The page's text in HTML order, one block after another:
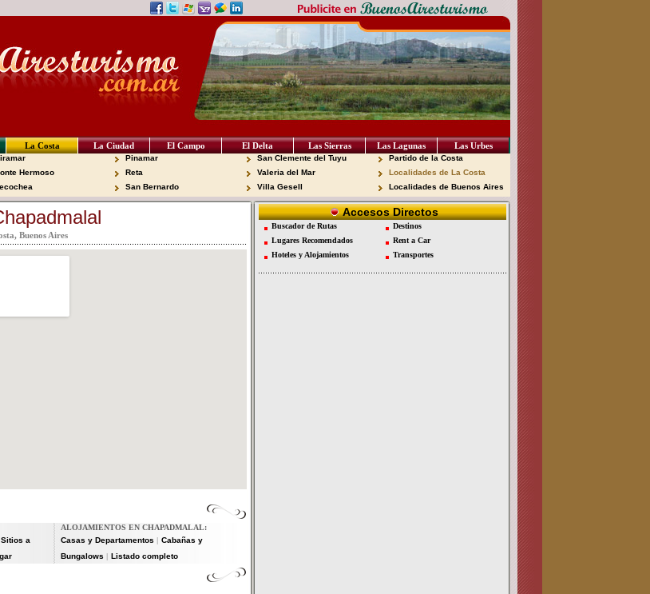
La Costa La Ciudad El Campo El Delta Las Sierras Las Lagunas Las Urbes
Hermoso
Pinamar
Reta
San Bernardo
San Clemente del Tuyu
Valeria del Mar
Villa Gesell
Partido de la Costa
Localidades de La Costa
Localidades de Buenos Aires
Buenos Aires
Sitios a
ALOJAMIENTOS EN CHAPADMALAL:
Casas y Departamentos
Cabañas y
Bungalows
Listado completo
Accesos Directos
Buscador de Rutas
Lugares Recomendados
Hoteles y Alojamientos
Destinos
Rent a Car
Transportes